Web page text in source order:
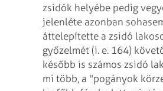
zsidók helyébe pedig
jelenléte azonban
áttelepítette a zsidó
győzelmét (i. e. 164)
később is számos zsidó
mi több, a "pogányok